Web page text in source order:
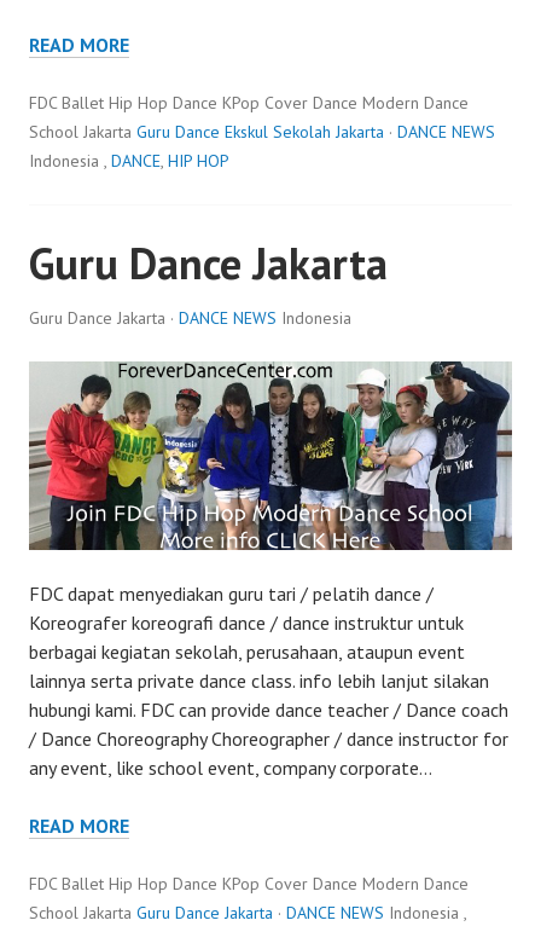
READ MORE
FDC Ballet Hip Hop Dance KPop Cover Dance Modern Dance
School Jakarta Guru Dance Ekskul Sekolah Jakarta · DANCE NEWS
Indonesia , DANCE, HIP HOP
Guru Dance Jakarta
Guru Dance Jakarta · DANCE NEWS Indonesia
FDC dapat menyediakan guru tari / pelatih dance /
Koreografer koreografi dance / dance instruktur untuk
berbagai kegiatan sekolah, perusahaan, ataupun event
lainnya serta private dance class. info lebih lanjut silakan
hubungi kami. FDC can provide dance teacher / Dance coach
/ Dance Choreography Choreographer / dance instructor for
any event, like school event, company corporate…
READ MORE
FDC Ballet Hip Hop Dance KPop Cover Dance Modern Dance
School Jakarta Guru Dance Jakarta · DANCE NEWS Indonesia ,